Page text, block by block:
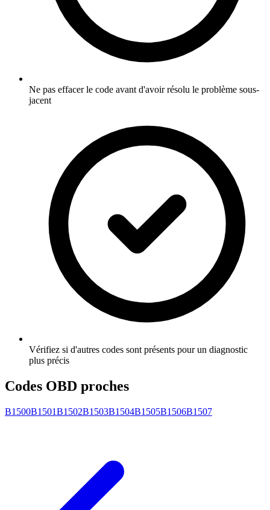
Ne pas effacer le code avant d'avoir résolu le problème sous-
jacent
Vérifiez si d'autres codes sont présents pour un diagnostic
plus précis
Codes OBD proches
B1500B1501B1502B1503B1504B1505B1506B1507